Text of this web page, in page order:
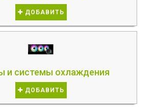
ДОБАВИТЬ
и системы охлаждения
ДОБАВИТЬ